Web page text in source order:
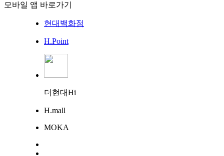
모바일 앱 바로가기
현대백화점
H.Point
더현대Hi
H.mall
MOKA